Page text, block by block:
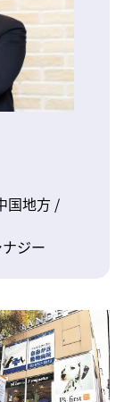
国地方 /
ジー